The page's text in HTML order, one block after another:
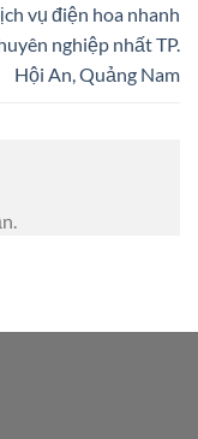
vụ điện hoa nhanh
nghiệp nhất TP.
Hội An, Quảng Nam